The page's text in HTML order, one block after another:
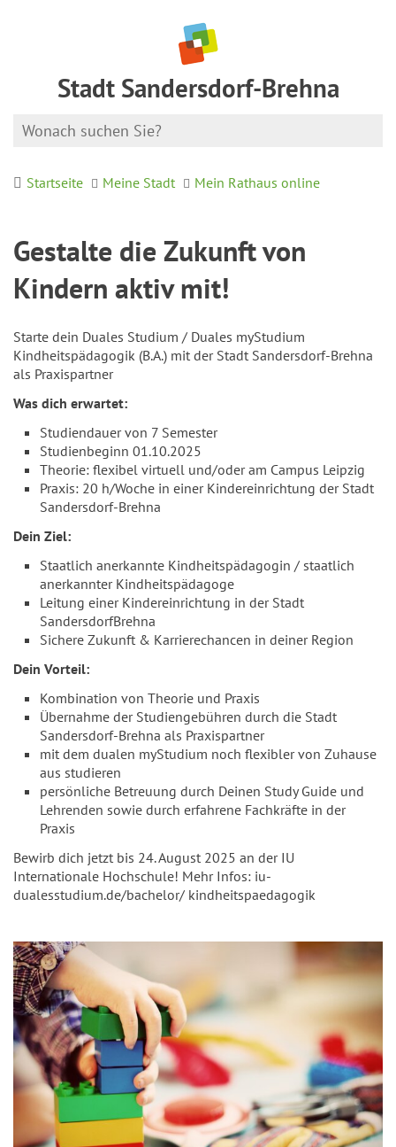
Stadt Sandersdorf-Brehna
Startseite Meine Stadt Mein Rathaus online
Gestalte die Zukunft von
Kindern aktiv mit!
Starte dein Duales Studium / Duales myStudium
Kindheitspädagogik (B.A.) mit der Stadt Sandersdorf-Brehna
als Praxispartner
Was dich erwartet:
Studiendauer von 7 Semester
Studienbeginn 01.10.2025
Theorie: flexibel virtuell und/oder am Campus Leipzig
Praxis: 20 h/Woche in einer Kindereinrichtung der Stadt
Sandersdorf-Brehna
Dein Ziel:
Staatlich anerkannte Kindheitspädagogin / staatlich
anerkannter Kindheitspädagoge
Leitung einer Kindereinrichtung in der Stadt
SandersdorfBrehna
Sichere Zukunft & Karrierechancen in deiner Region
Dein Vorteil:
Kombination von Theorie und Praxis
Übernahme der Studiengebühren durch die Stadt
Sandersdorf-Brehna als Praxispartner
mit dem dualen myStudium noch flexibler von Zuhause
aus studieren
persönliche Betreuung durch Deinen Study Guide und
Lehrenden sowie durch erfahrene Fachkräfte in der
Praxis
Bewirb dich jetzt bis 24. August 2025 an der IU
Internationale Hochschule! Mehr Infos: iu-
dualesstudium.de/bachelor/ kindheitspaedagogik